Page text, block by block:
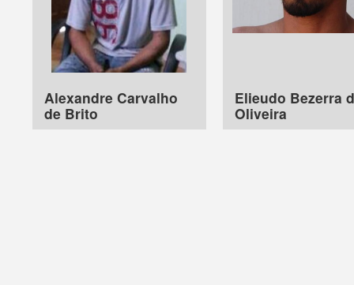
Alexandre Carvalho
de Brito
Elieudo Bezerra
Oliveira